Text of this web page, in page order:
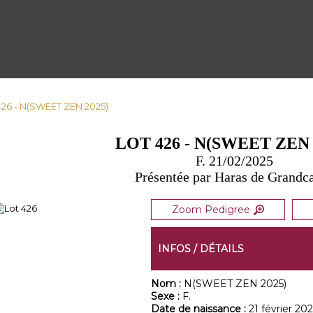
- N(SWEET ZEN 2025)
LOT 426 - N(SWEET ZEN
F. 21/02/2025
Présentée par Haras de
Zoom Pedigree
INFOS / DÉTAILS
Nom : N(SWEET ZEN 2025)
Sexe : F.
Date de naissance : 21 février